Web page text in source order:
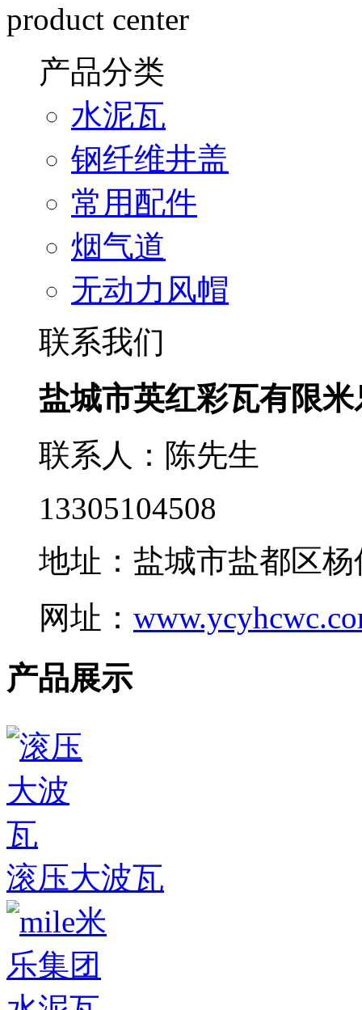
product center
产品分类
水泥瓦
钢纤维井盖
常用配件
烟气道
无动力风帽
联系我们
盐城市英红彩瓦有限
联系人：陈先生
13305104508
地址：盐城市盐都区
网址：
产品展示
滚压大波瓦